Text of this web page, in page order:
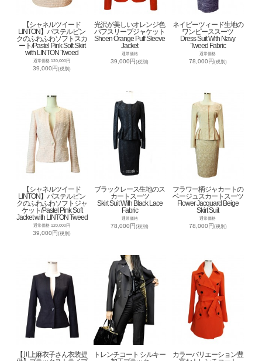
【シャネルツイード
LINTON】パステルピン
クのふわふわソフトスカ
ート/Pastel Pink Soft Skirt
with LINTON Tweed
通常価格 120,000円
39,000円(税別)
光沢が美しいオレンジ色
パフスリーブジャケット
Sheen Orange Puff Sleeve
Jacket
通常価格
39,000円(税別)
ネイビーツィード生地の
ワンピーススーツ
Dress Suit With Navy
Tweed Fabric
通常価格
78,000円(税別)
【シャネルツイード
LINTON】パステルピン
クのふわふわソフトジャ
ケット/Pastel Pink Soft
Jacket with LINTON Tweed
通常価格 120,000円
39,000円(税別)
ブラックレース生地のス
カートスーツ
Skirt Suit With Black Lace
Fabric
通常価格
78,000円(税別)
フラワー柄ジャカートの
ベージュスカートスーツ
Flower Jacquard Beige
Skirt Suit
通常価格
78,000円(税別)
【川上麻衣子さん衣装提
トレンチコート シルキー
カラーバリエーション豊